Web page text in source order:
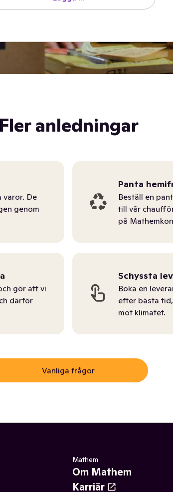
Fler anledningar
varor. De
genom
Panta
Beställ en
till vår
på
gör att vi
därför
Schyssta
Boka en
efter bästa
mot klimatet.
Vanliga frågor
Mathem
Om Mathem
Karriär